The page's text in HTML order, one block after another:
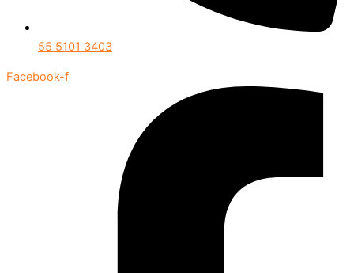
55 5101 3403
Facebook-f